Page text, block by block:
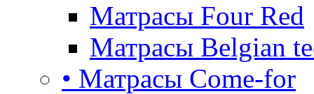
Матрасы Four Red
Матрасы Belgian
• Матрасы Come-for